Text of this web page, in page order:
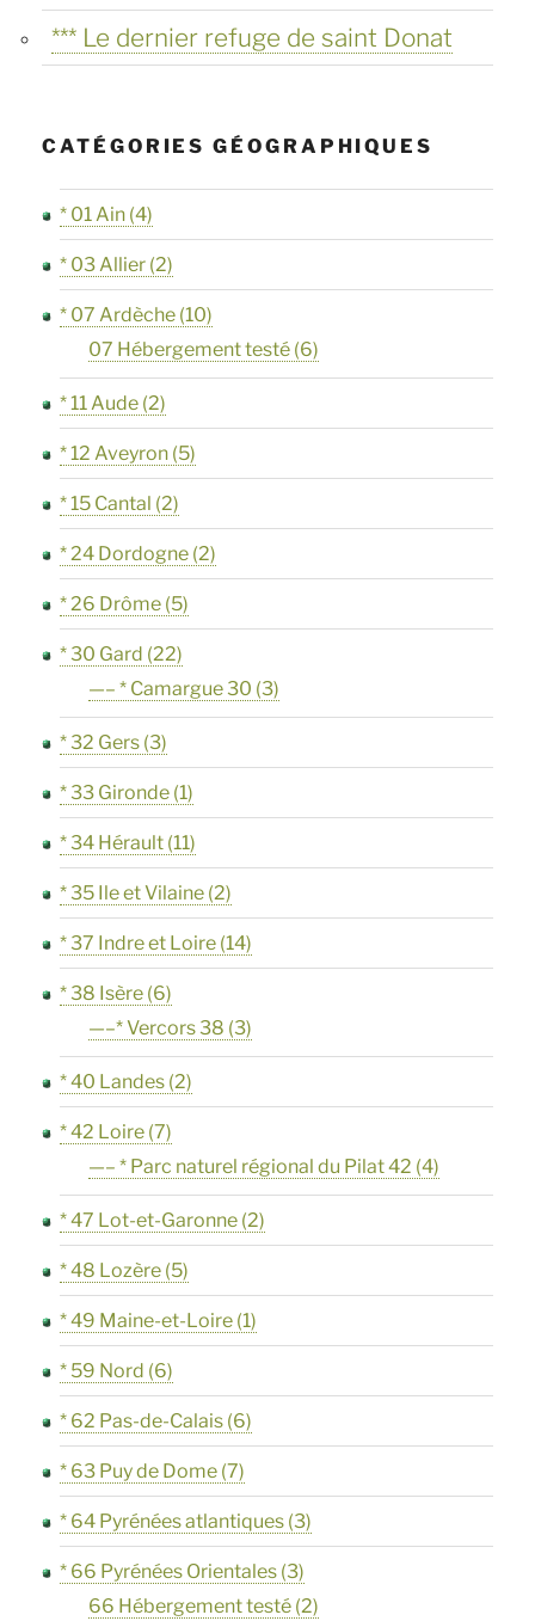
en
voiture »
*** Le dernier refuge de saint Donat
CATÉGORIES GÉOGRAPHIQUES
* 01 Ain (4)
* 03 Allier (2)
* 07 Ardèche (10)
07 Hébergement testé (6)
* 11 Aude (2)
* 12 Aveyron (5)
* 15 Cantal (2)
* 24 Dordogne (2)
* 26 Drôme (5)
* 30 Gard (22)
—– * Camargue 30 (3)
* 32 Gers (3)
* 33 Gironde (1)
* 34 Hérault (11)
* 35 Ile et Vilaine (2)
* 37 Indre et Loire (14)
* 38 Isère (6)
—–* Vercors 38 (3)
* 40 Landes (2)
* 42 Loire (7)
—– * Parc naturel régional du Pilat 42 (4)
* 47 Lot-et-Garonne (2)
* 48 Lozère (5)
* 49 Maine-et-Loire (1)
* 59 Nord (6)
* 62 Pas-de-Calais (6)
* 63 Puy de Dome (7)
* 64 Pyrénées atlantiques (3)
* 66 Pyrénées Orientales (3)
66 Hébergement testé (2)